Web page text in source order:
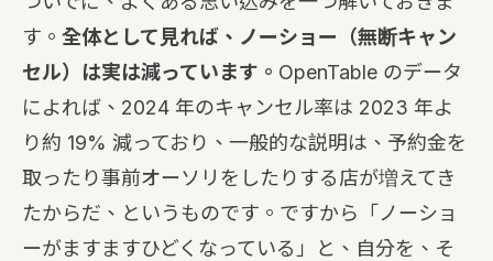
す。 全体として見れば、ノーショー（無断キャン
セル）は実は減っています。 OpenTable のデータ
によれば、2024 年のキャンセル率は 2023 年よ
り約 19% 減っており、一般的な説明は、予約金を
取ったり事前オーソリをしたりする店が増えてき
たからだ、というものです。ですから「ノーショ
ーがますますひどくなっている」と、自分を、そ